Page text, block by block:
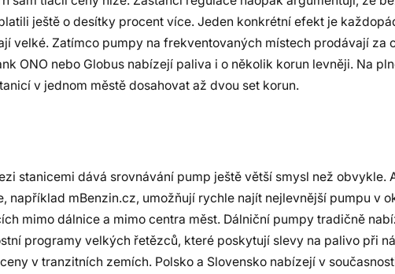
ještě o desítky procent více. Jeden konkrétní efekt je
velké. Zatímco pumpy na frekventovaných místech prodávají za
ONO nebo Globus nabízejí paliva i o několik korun levněji. Na
v jednom městě dosahovat až dvou set korun.
stanicemi dává srovnávání pump ještě větší smysl než obvykle.
například mBenzin.cz, umožňují rychle najít nejlevnější pumpu v
mimo dálnice a mimo centra měst. Dálniční pumpy tradičně
programy velkých řetězců, které poskytují slevy na palivo při
v tranzitních zemích. Polsko a Slovensko nabízejí v